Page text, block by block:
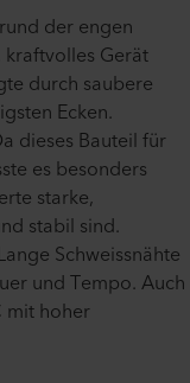
der engen
Gerät
durch saubere
Ecken.
dieses Bauteil für
es besonders
starke,
stabil sind.
Schweissnähte
und Tempo. Auch
mit hoher